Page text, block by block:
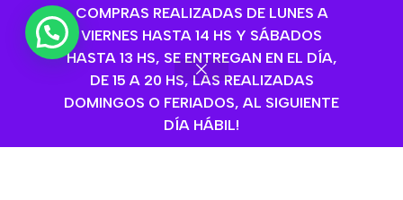
COMPRAS REALIZADAS DE LUNES A
VIERNES HASTA 14 HS Y SÁBADOS
HASTA 13 HS, SE ENTREGAN EN EL DÍA,
DE 15 A 20 HS, LAS REALIZADAS
DOMINGOS O FERIADOS, AL SIGUIENTE
DÍA HÁBIL!
Sucursal Libertador
1168893524
Av. del Libertador 1915, Vte. López, Provincia de
Buenos Aires